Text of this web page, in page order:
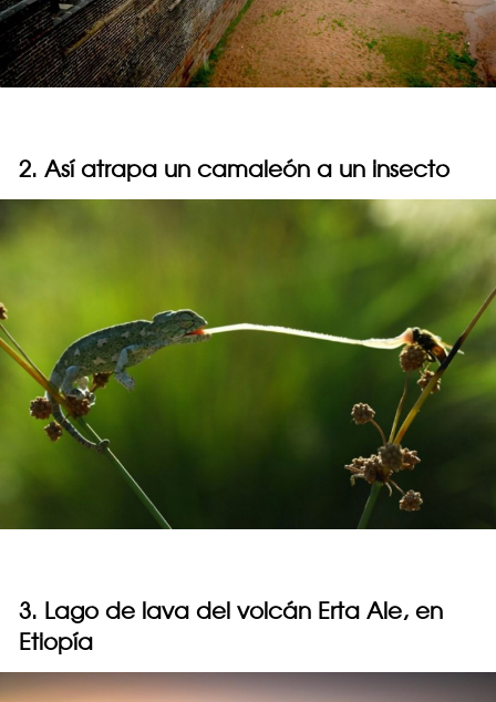
2. Así atrapa un camaleón a un insecto
3. Lago de lava del volcán Erta Ale, en
Etiopía